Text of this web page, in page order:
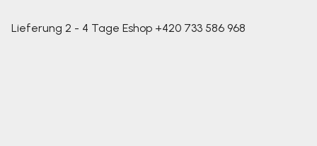
Lieferung 2 - 4 Tage Eshop +420 733 586 968